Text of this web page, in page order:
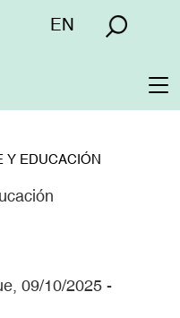
Menú
EN
Y EDUCACIÓN
09/10/2025 -